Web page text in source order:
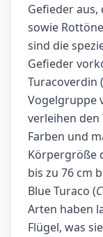
Gefieder
sowie
sind die
Gefieder
Turacoverdin
Vogelgruppe
verleihen
Farben und
Körpergröße
bis zu 76 cm
Blue Turaco (
Arten haben
Flügel, was